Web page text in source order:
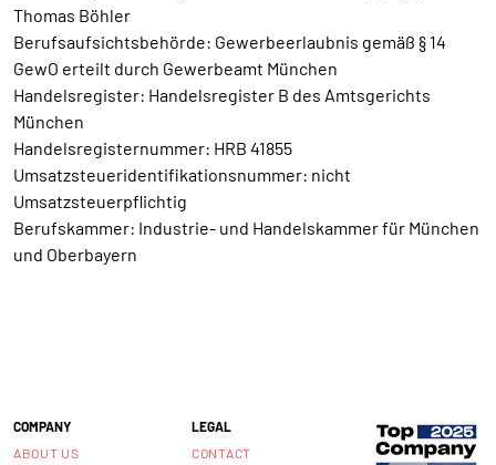
Thomas Böhler
Berufsaufsichtsbehörde: Gewerbeerlaubnis gemäß § 14
GewO erteilt durch Gewerbeamt München
Handelsregister: Handelsregister B des Amtsgerichts
München
Handelsregisternummer: HRB 41855
Umsatzsteueridentifikationsnummer: nicht
Umsatzsteuerpflichtig
Berufskammer: Industrie- und Handelskammer für München
und Oberbayern
COMPANY
ABOUT US
LEGAL
CONTACT